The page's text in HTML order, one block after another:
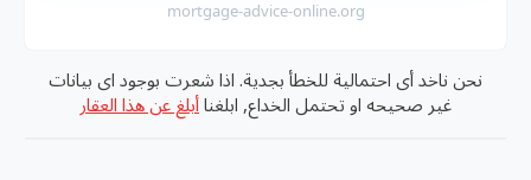
mortgage-advice-online.org
نحن ناخد أى احتمالية للخطأ بجدية. اذا شعرت بوجود اى بيانات
غير صحيحه او تحتمل الخداع, ابلغنا أبلغ عن هذا العقار